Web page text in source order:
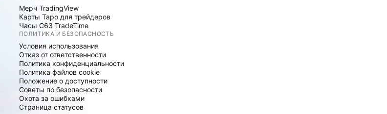
Мерч TradingView
Карты Таро для трейдеров
Часы C63 TradeTime
ПОЛИТИКА И БЕЗОПАСНОСТЬ
Условия использования
Отказ от ответственности
Политика конфиденциальности
Политика файлов cookie
Положение о доступности
Советы по безопасности
Охота за ошибками
Страница статусов